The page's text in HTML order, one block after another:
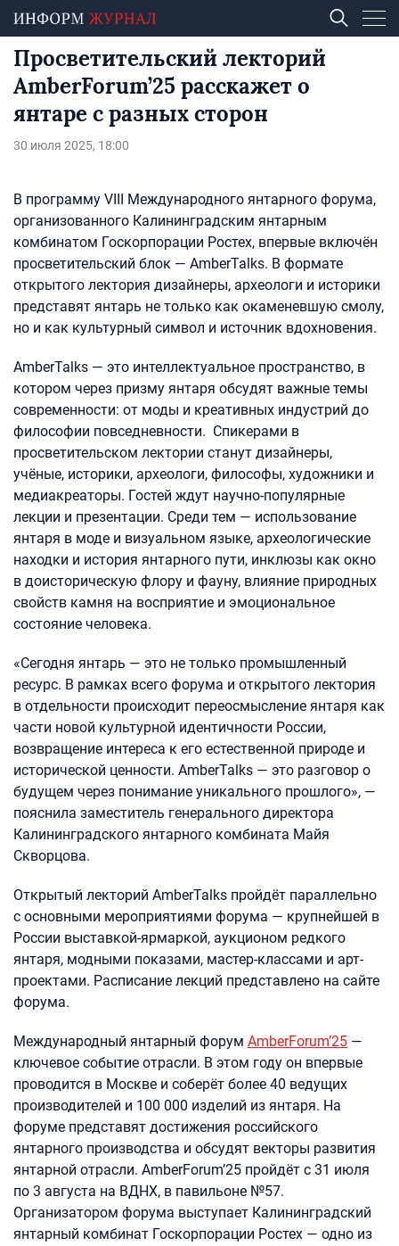
Просветительский лекторий
AmberForum’25 расскажет о
янтаре с разных сторон
30 июля 2025, 18:00
В программу VIII Международного янтарного форума,
организованного Калининградским янтарным
комбинатом Госкорпорации Ростех, впервые включён
просветительский блок — AmberTalks. В формате
открытого лектория дизайнеры, археологи и историки
представят янтарь не только как окаменевшую смолу,
но и как культурный символ и источник вдохновения.
AmberTalks — это интеллектуальное пространство, в
котором через призму янтаря обсудят важные темы
современности: от моды и креативных индустрий до
философии повседневности. Спикерами в
просветительском лектории станут дизайнеры,
учёные, историки, археологи, философы, художники и
медиакреаторы. Гостей ждут научно-популярные
лекции и презентации. Среди тем — использование
янтаря в моде и визуальном языке, археологические
находки и история янтарного пути, инклюзы как окно
в доисторическую флору и фауну, влияние природных
свойств камня на восприятие и эмоциональное
состояние человека.
«Сегодня янтарь — это не только промышленный
ресурс. В рамках всего форума и открытого лектория
в отдельности происходит переосмысление янтаря как
части новой культурной идентичности России,
возвращение интереса к его естественной природе и
исторической ценности. AmberTalks — это разговор о
будущем через понимание уникального прошлого», —
пояснила заместитель генерального директора
Калининградского янтарного комбината Майя
Скворцова.
Открытый лекторий AmberTalks пройдёт параллельно
с основными мероприятиями форума — крупнейшей в
России выставкой-ярмаркой, аукционом редкого
янтаря, модными показами, мастер-классами и арт-
проектами. Расписание лекций представлено на сайте
форума.
Международный янтарный форум AmberForum’25 —
ключевое событие отрасли. В этом году он впервые
проводится в Москве и соберёт более 40 ведущих
производителей и 100 000 изделий из янтаря. На
форуме представят достижения российского
янтарного производства и обсудят векторы развития
янтарной отрасли. AmberForum’25 пройдёт с 31 июля
по 3 августа на ВДНХ, в павильоне №57.
Организатором форума выступает Калининградский
янтарный комбинат Госкорпорации Ростех — одно из